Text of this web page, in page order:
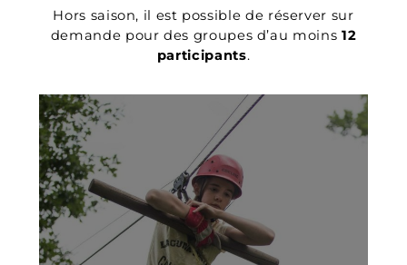
Hors saison, il est possible de réserver sur
demande pour des groupes d’au moins 12
participants.